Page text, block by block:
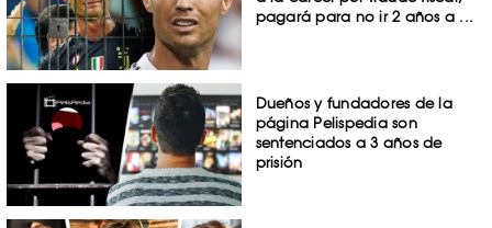
pagará para no ir 2 años a ...
Dueños y fundadores de la
página Pelispedia son
sentenciados a 3 años de
prisión